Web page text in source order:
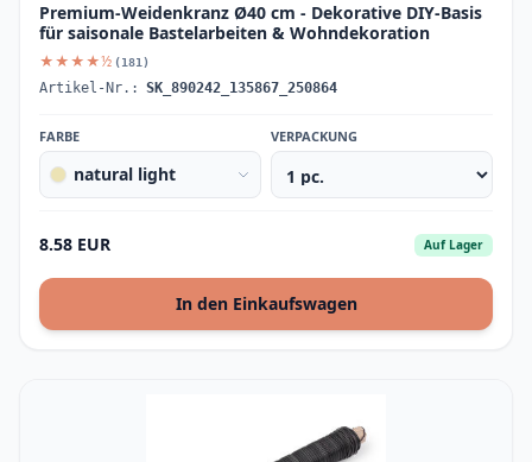
Premium-Weidenkranz Ø40 cm - Dekorative DIY-Basis
für saisonale Bastelarbeiten & Wohndekoration
★★★★½ (181)
Artikel-Nr.: SK_890242_135867_250864
FARBE
natural light
VERPACKUNG
8.58 EUR Auf Lager
In den Einkaufswagen